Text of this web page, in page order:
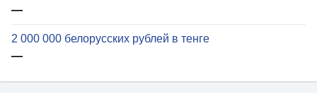
—
2 000 000 белорусских рублей в тенге
—